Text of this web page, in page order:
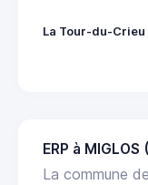
La Tour-du-Crieu
ERP à
La commune de